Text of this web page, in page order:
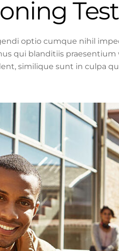
Test
optio cumque nihil
qui blanditiis
similique sunt in culpa